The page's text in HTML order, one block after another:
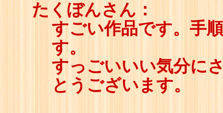
たくぼんさん：
すごい作品です。手
す。
すっごいいい気分に
とうございます。